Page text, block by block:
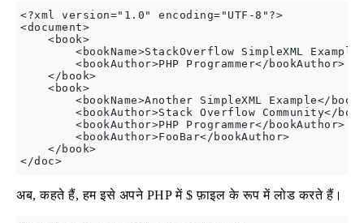
<?xml version="1.0" encoding="UTF-8"?>
<document>
    <book>
<bookName>StackOverflow SimpleXML
        <bookAuthor>PHP Programmer</bookAuthor>
    </book>
    <book>
<bookName>Another SimpleXML Example</
<bookAuthor>Stack Overflow Community</
        <bookAuthor>PHP Programmer</bookAuthor>
        <bookAuthor>FooBar</bookAuthor>
    </book>
अब, कहते हैं, हम इसे अपने PHP में $ फ़ाइल के रूप में लोड करते हैं।